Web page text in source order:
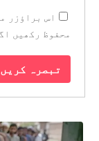
اس براؤزر
محفوظ رکھیں